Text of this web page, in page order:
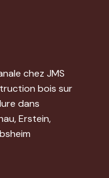
chez JMS
bois sur
dans
Erstein,